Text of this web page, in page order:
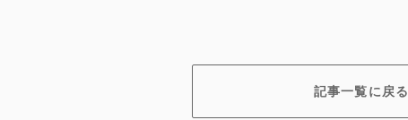
記事一覧に戻る